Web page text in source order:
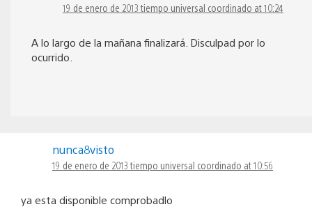
19 de enero de 2013 tiempo universal coordinado at 10:24
A lo largo de la mañana finalizará. Disculpad por lo
ocurrido.
nunca8visto
19 de enero de 2013 tiempo universal coordinado at 10:56
ya esta disponible comprobadlo